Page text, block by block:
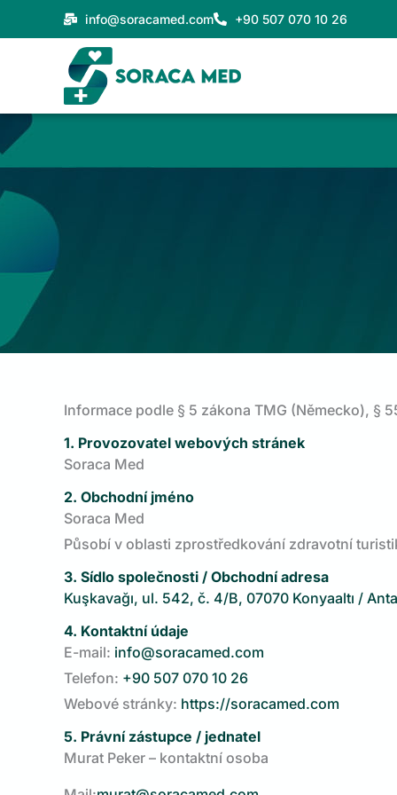
na
info@soracamed.com +90 507 070 10 26
Informace podle § 5 zákona TMG (Německo), §
1. Provozovatel webových stránek
Soraca Med
2. Obchodní jméno
Soraca Med
Působí v oblasti zprostředkování zdravotní
3. Sídlo společnosti / Obchodní adresa
Kuşkavağı, ul. 542, č. 4/B, 07070 Konyaaltı /
4. Kontaktní údaje
E-mail: info@soracamed.com
Telefon: +90 507 070 10 26
Webové stránky: https://soracamed.com
5. Právní zástupce / jednatel
Murat Peker – kontaktní osoba